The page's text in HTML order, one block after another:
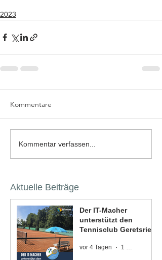
2023
Kommentare
Kommentar verfassen...
Aktuelle Beiträge
Der IT-Macher
unterstützt den
Tennisclub Geretsried
vor 4 Tagen 1 Min. Lesezeit